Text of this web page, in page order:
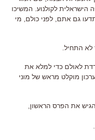
לקולנוע. המשיכו
גם אתם, לפני כולם, מי
לרדת לאולם כדי למלא את
מוקלט מראש של מוני
להגיש את הפרס הראשון,